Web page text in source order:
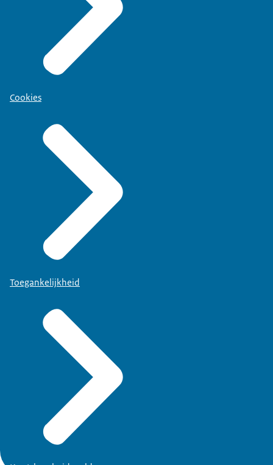
Cookies
Toegankelijkheid